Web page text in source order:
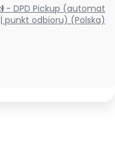
- DPD Pickup (automat
paczkowy | punkt odbioru) (Polska)